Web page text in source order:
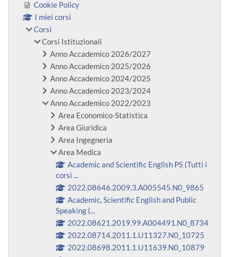
Cookie Policy
I miei corsi
Corsi
Corsi Istituzionali
Anno Accademico 2026/2027
Anno Accademico 2025/2026
Anno Accademico 2024/2025
Anno Accademico 2023/2024
Anno Accademico 2022/2023
Area Economico-Statistica
Area Giuridica
Area Ingegneria
Area Medica
Academic and Scientific English PS (Tutti i
corsi ...
2022.08646.2009.3.A005545.N0_9865
Academic, Scientific English and Public
Speaking (...
2022.08621.2019.99.A004491.N0_8734
2022.08714.2011.1.U11327.N0_10725
2022.08698.2011.1.U11639.N0_10879